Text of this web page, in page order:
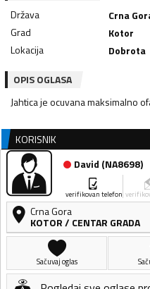
Država
Crna
Grad
Kotor
Lokacija
Dobrota
OPIS OGLASA
Jahtica je ocuvana maksimalno
KORISNIK
David (NA8698)
verifikovan telefon
Crna Gora
KOTOR/ CENTAR GRADA
Sačuvaj oglas